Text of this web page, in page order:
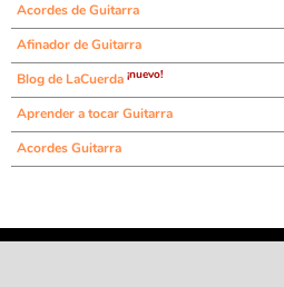
Acordes de Guitarra
Afinador de Guitarra
Blog de LaCuerda ¡nuevo!
Aprender a tocar Guitarra
Acordes Guitarra